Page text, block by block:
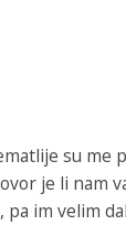
su me
je li nam
pa im velim